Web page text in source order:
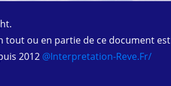
ou en partie de ce document est
2012 @interpretation-Reve.fr/